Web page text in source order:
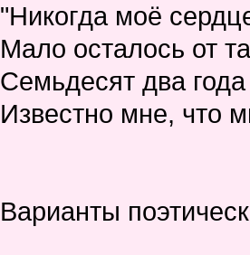
"Никогда моё
Мало осталось от
Семьдесят два
Известно мне, что
Варианты